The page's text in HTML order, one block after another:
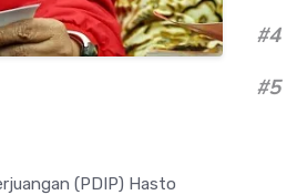
(PDIP) Hasto
#4
#5